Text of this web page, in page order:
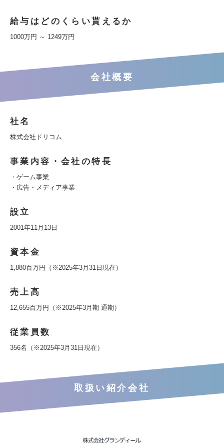
給与はどのくらい貰えるか
1000万円 ～ 1249万円
会社概要
社名
株式会社ドリコム
事業内容・会社の特長
・ゲーム事業
・広告・メディア事業
設立
2001年11月13日
資本金
1,880百万円（※2025年3月31日現在）
売上高
12,655百万円（※2025年3月期 通期）
従業員数
356名（※2025年3月31日現在）
取扱い紹介会社